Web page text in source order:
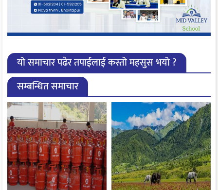
यो समाचार पढेर तपाईलाई कस्तो महसुस भयो ?
सम्बन्धित समाचार